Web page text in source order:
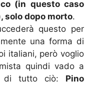
(in questo caso
solo dopo morto.
questo per
una forma di
italiani, però voglio
quindi vado a
di tutto ciò: Pino